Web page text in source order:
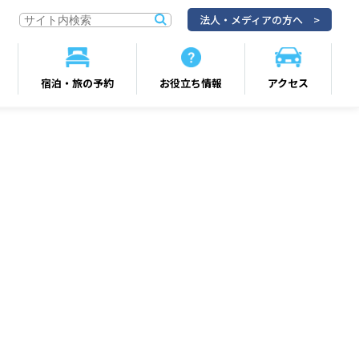
宿泊・旅の予約 お役立ち情報 アクセス
法人・メディアの方へ